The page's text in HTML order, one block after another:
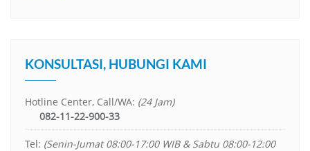
KONSULTASI, HUBUNGI KAMI
Hotline Center, Call/WA: (24 Jam)
082-11-22-900-33
Tel: (Senin-Jumat 08:00-17:00 WIB & Sabtu 08:00-12:00